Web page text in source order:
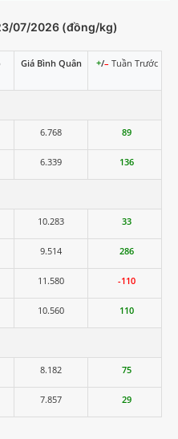
07/2026 (đồng/kg)
Giá Bình Quân +/– Tuần Trước
6.768 89
6.339 136
10.283 33
9.514 286
11.580 -110
10.560 110
8.182 75
7.857 29